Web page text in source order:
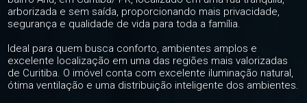
arborizada e sem saída, proporcionando mais privacidade,
segurança e qualidade de vida para toda a família.
Ideal para quem busca conforto, ambientes amplos e
excelente localização em uma das regiões mais valorizadas
de Curitiba. O imóvel conta com excelente iluminação natural,
ótima ventilação e uma distribuição inteligente dos ambientes.